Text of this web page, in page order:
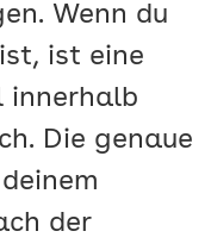
Wenn du
ist eine
innerhalb
Die genaue
der